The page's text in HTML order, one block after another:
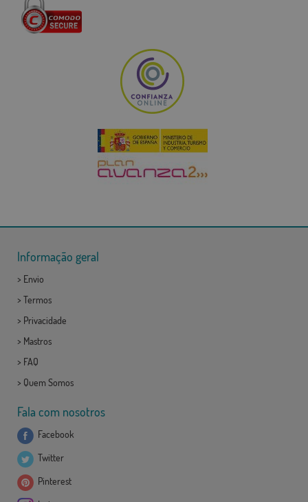
Informação geral
> Envio
> Termos
> Privacidade
> Mastros
> FAQ
> Quem Somos
Fala com nosotros
Facebook
Twitter
Pinterest